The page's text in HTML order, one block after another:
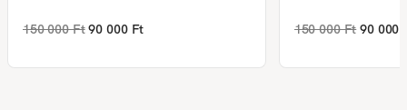
150 000 Ft 90 000 Ft 150 000 Ft 90 000